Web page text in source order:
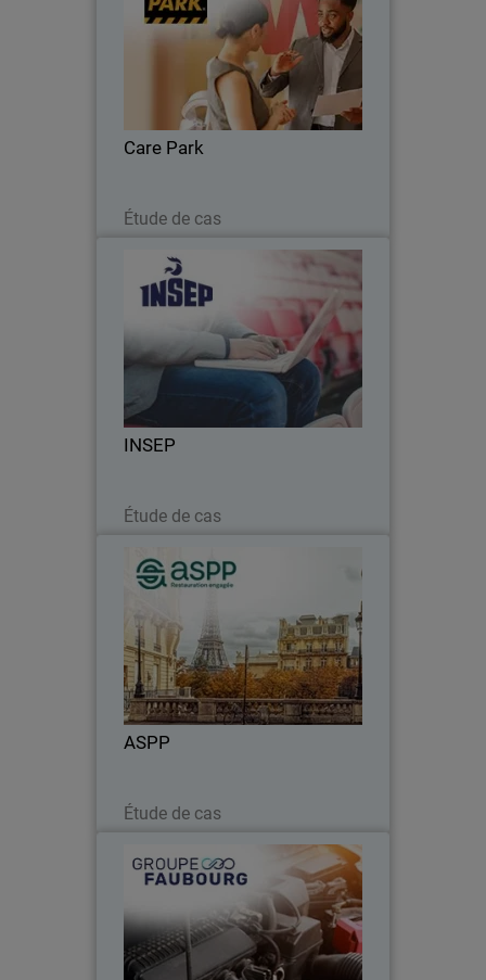
Care Park
Étude de cas
Care Park a réduit ses coûts de 35 %,
amélioré l'intégration de la sécurité et
étendu la couverture du réseau, des
terminaux et des serveurs.
INSEP
Étude de cas
INSEP
L’INSEP a opéré sa transition vers
l’EPDR WatchGuard pour renforcer la
protection de ses 700 endpoints et de
ses infrastructures critiques.
ASPP
Étude de cas
Découvrez comment l’ASPP modernise
son infrastructure avec WatchGuard,
OCI et un SD-WAN sécurisé pour
garantir 6 000 repas par jour sans
interruption.
Groupe Faubourg
Cybersécurité unifiée et surveillance
24/7 : le groupe Faubourg fait
confiance à WatchGuard.